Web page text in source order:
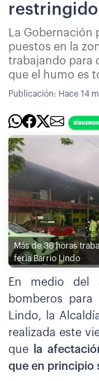
restringido
La Gobernación
puestos en la
trabajando para
que el humo es
Publicación: Hace 14
Más de 36 horas
feria Barrio Lindo
En medio del
bomberos
Lindo, la
realizada este
que
la
que en principio